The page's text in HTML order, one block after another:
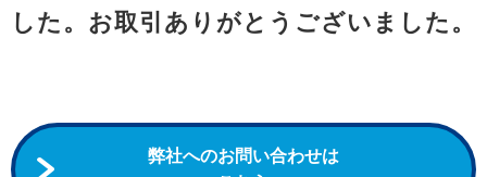
ローンにお困りの方
貸すか売るか悩んでいる方へ
【資産運用】
した。お取引ありがとうございました。
弊社へのお問い合わせは